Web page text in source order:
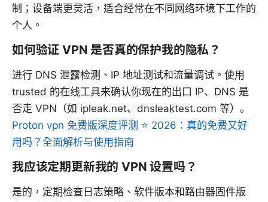
制；设备端更灵活，适合经常在不同网络环境下工作的
个人。
如何验证 VPN 是否真的保护我的隐私？
进行 DNS 泄露检测、IP 地址测试和流量调试。使用
trusted 的在线工具来确认你现在的出口 IP、DNS 是
否走 VPN（如 ipleak.net、dnsleaktest.com 等）。
Proton vpn 免费版深度评测 ⭐ 2026：真的免费又好
用吗？全面解析与使用指南
我应该定期更新我的 VPN 设置吗？
是的，定期检查日志策略、软件版本和路由器固件版